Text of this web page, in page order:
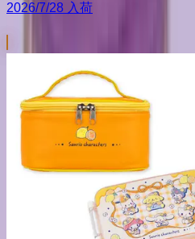
2026/7/28 入荷